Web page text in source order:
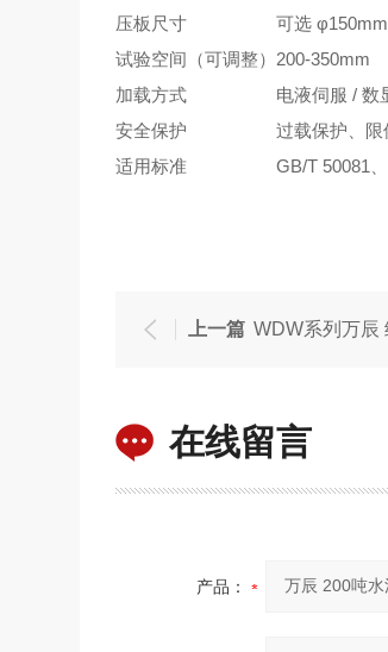
压板尺寸
可选
试验空间（可调整） 200-350mm
加载方式
电液伺服 / 数
安全保护
过载保护、
适用标准
GB/T 50081
上一篇 WDW系列万辰 纸管
在线留言
产品：